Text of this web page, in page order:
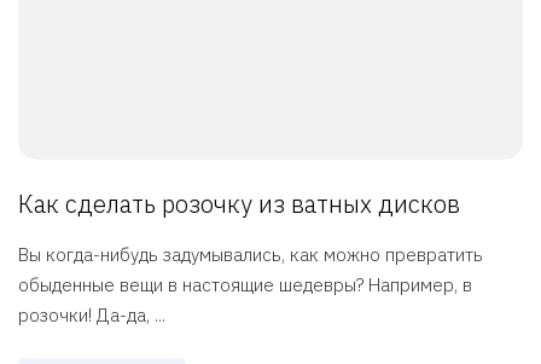
Как сделать розочку из ватных дисков
Вы когда-нибудь задумывались, как можно превратить
обыденные вещи в настоящие шедевры? Например, в
розочки! Да-да, ...